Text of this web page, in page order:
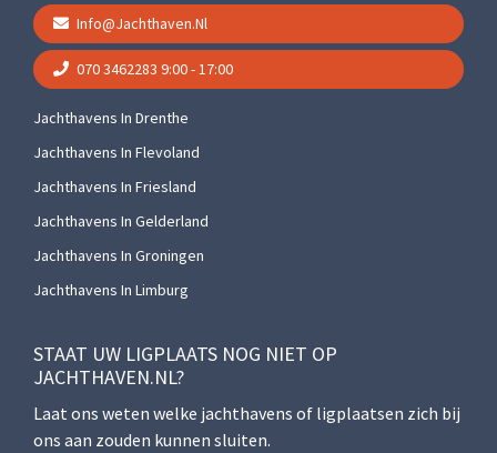
Info@jachthaven.nl
070 3462283 9:00 - 17:00
Jachthavens In Drenthe
Jachthavens In Flevoland
Jachthavens In Friesland
Jachthavens In Gelderland
Jachthavens In Groningen
Jachthavens In Limburg
STAAT UW LIGPLAATS NOG NIET OP
JACHTHAVEN.NL?
Laat ons weten welke jachthavens of ligplaatsen zich bij
ons aan zouden kunnen sluiten.